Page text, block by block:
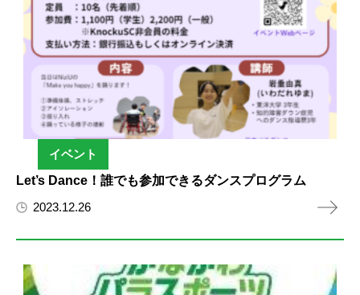
イベント
Let’s Dance！誰でも参加できるダンスプログラム
2023.12.26